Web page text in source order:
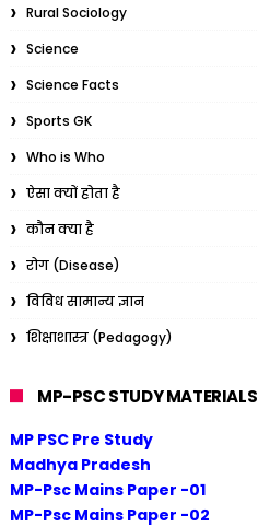
Rural Sociology
Science
Science Facts
Sports GK
Who is Who
ऐसा क्यों होता है
कौन क्या है
रोग (Disease)
विविध सामान्य ज्ञान
शिक्षाशास्त्र (Pedagogy)
MP-PSC STUDY MATERIALS
MP PSC Pre Study
Madhya Pradesh
MP-Psc Mains Paper -01
MP-Psc Mains Paper -02